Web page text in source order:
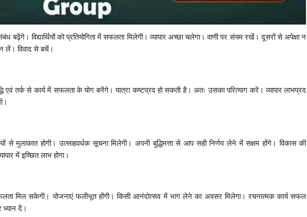
बढ़ेंगे। विद्यार्थियों को प्रतियोगिता में सफलता मिलेगी। व्यापार अच्छा चलेगा। वाणी पर संयम रखें। दूसरों से अपेक्षा न
लें। विवाद से बचें।
एवं तर्क से कार्य में सफलता के योग बनेंगे। यात्रा कष्टप्रद हो सकती है। अतः उसका परित्याग करें। व्यापार लाभप्रद
से मुलाकात होगी। उत्साहवर्धक सूचना मिलेगी। अपनी बुद्धिमत्ता से आप सही निर्णय लेने में सक्षम होंगे। विकास की
में इच्छित लाभ होगा।
मिल सकेगी। योजनाएं फलीभूत होंगी। किसी आनंदोत्सव में भाग लेने का अवसर मिलेगा। रचनात्मक कार्य सफल
ध्यान दें।